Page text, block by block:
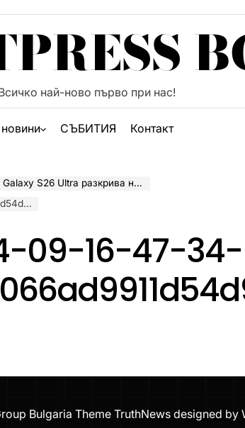
най-ново първо при нас!
новини СЪБИТИЯ Контакт
поставяйки камерите в сърцето на действието
09-16-47-34-
Bulgaria Theme TruthNews designed by